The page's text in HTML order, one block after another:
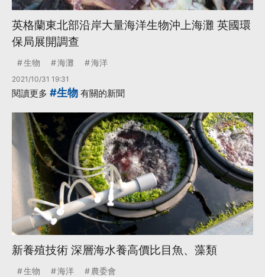
英格蘭東北部沿岸大量海洋生物沖上海灘 英國環
保局展開調查
生物 海灘 海洋
2021/10/31 19:31
閱讀更多 #生物 有關的新聞
新養殖技術 深層海水養高價比目魚、藻類
生物 海洋 農委會